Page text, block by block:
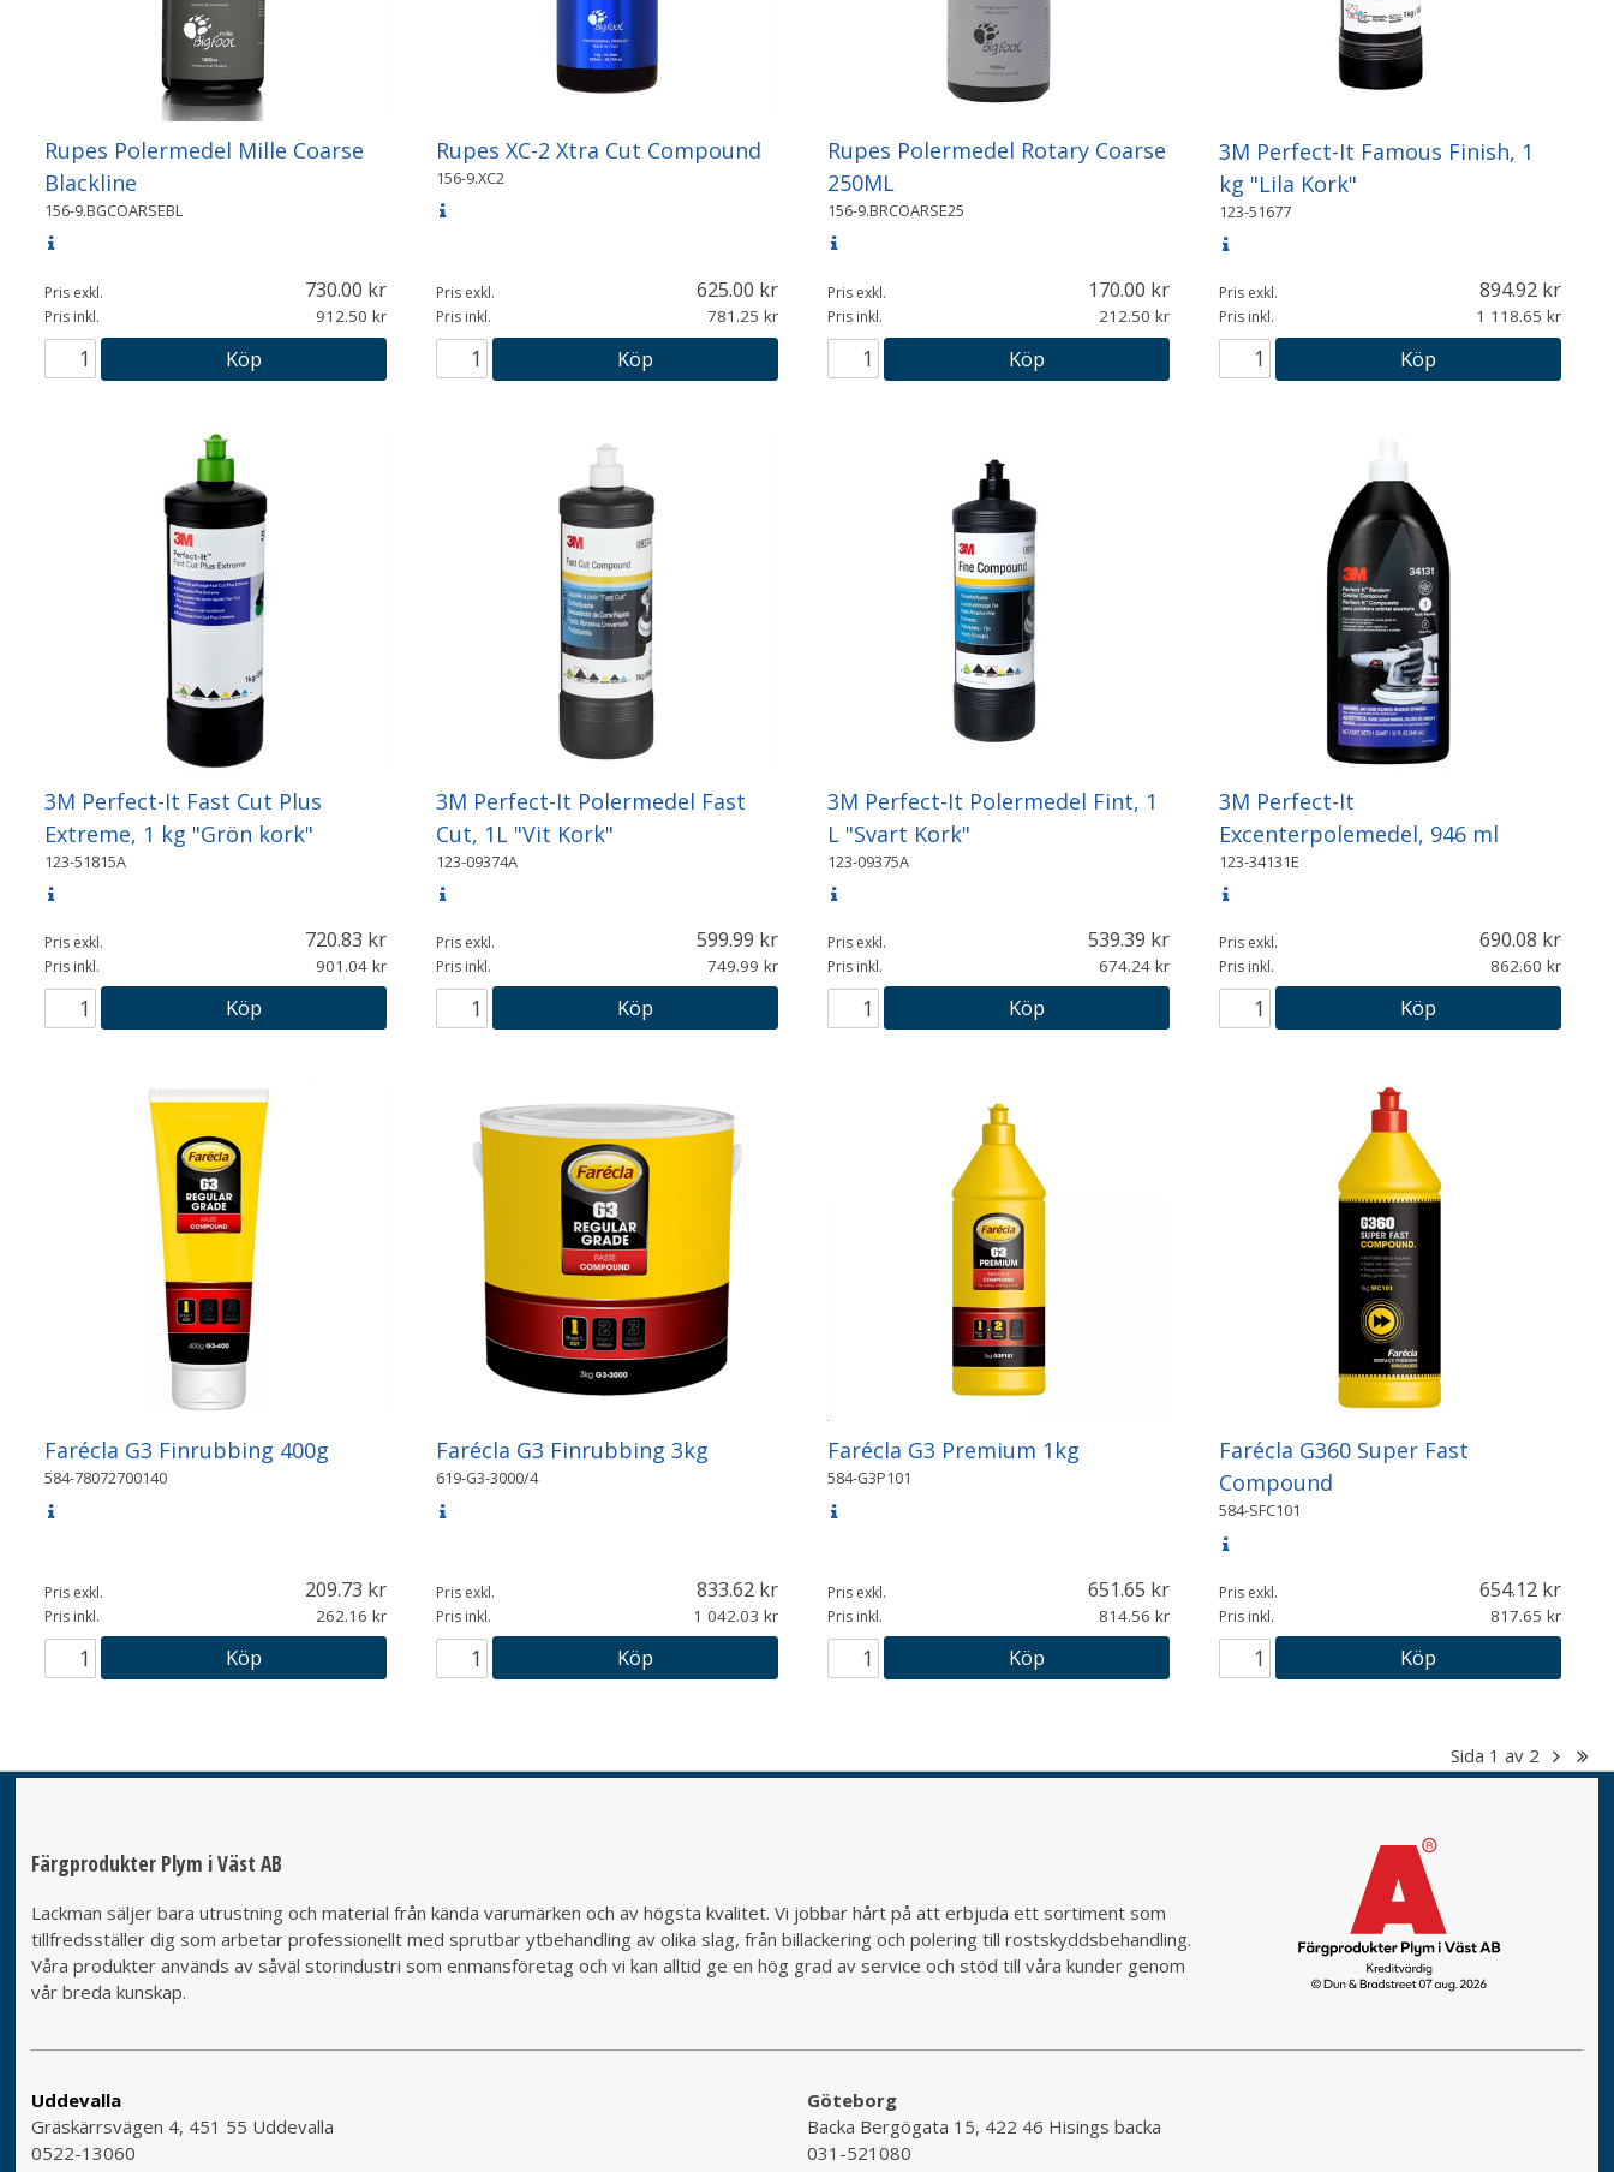
Rupes Polermedel Mille Coarse
Blackline
156-9.BGCOARSEBL
Pris exkl. 730.00
Pris inkl. 912.50
Köp
Rupes XC-2 Xtra Cut Compound
156-9.XC2
Pris exkl. 625.00
Pris inkl. 781.25
Köp
Rupes Polermedel Rotary Coarse
250ML
156-9.BRCOARSE25
Pris exkl. 170.00
Pris inkl. 212.50
Köp
3M Perfect-It Famous Finish, 1
kg "Lila Kork"
123-51677
Pris exkl. 894.92
Pris inkl. 1 118.65
Köp
3M Perfect-It Fast Cut Plus
Extreme, 1 kg "Grön kork"
123-51815A
Pris exkl. 720.83
Pris inkl. 901.04
Köp
3M Perfect-It Polermedel Fast
Cut, 1L "Vit Kork"
123-09374A
Pris exkl. 599.99
Pris inkl. 749.99
Köp
3M Perfect-It Polermedel Fint, 1
L "Svart Kork"
123-09375A
Pris exkl. 539.39
Pris inkl. 674.24
Köp
3M Perfect-It
Excenterpolemedel, 946 ml
123-34131E
Pris exkl. 690.08
Pris inkl. 862.60
Köp
Farécla G3 Finrubbing 400g
584-78072700140
Pris exkl. 209.73
Pris inkl. 262.16
Köp
Farécla G3 Finrubbing 3kg
619-G3-3000/4
Pris exkl. 833.62
Pris inkl. 1 042.03
Köp
Farécla G3 Premium 1kg
584-G3P101
Pris exkl. 651.65
Pris inkl. 814.56
Köp
Farécla G360 Super Fast
Compound
584-SFC101
Pris exkl. 654.12
Pris inkl. 817.65
Köp
Sida 1 av 2
Färgprodukter Plym i Väst AB
Lackman säljer bara utrustning och material från kända varumärken och av högsta kvalitet. Vi jobbar hårt på att erbjuda ett sortiment som
tillfredsställer dig som arbetar professionellt med sprutbar ytbehandling av olika slag, från billackering och polering till rostskyddsbehandling.
Våra produkter används av såväl storindustri som enmansföretag och vi kan alltid ge en hög grad av service och stöd till våra kunder genom
vår breda kunskap.
Uddevalla
Gräskärrsvägen 4, 451 55 Uddevalla
0522-13060
Göteborg
Backa Bergögata 15, 422 46 Hisings backa
031-521080